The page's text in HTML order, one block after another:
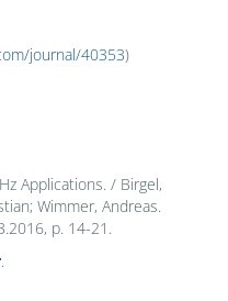
journal/40353)
Applications. / Birgel,
Wimmer, Andreas.
p. 14-21.
.